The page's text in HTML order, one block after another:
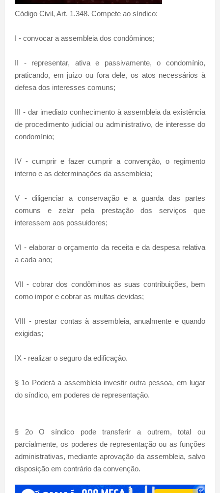
Código Civil, Art. 1.348. Compete ao síndico:
I - convocar a assembleia dos condôminos;
II - representar, ativa e passivamente, o condomínio,
praticando, em juízo ou fora dele, os atos necessários à
defesa dos interesses comuns;
III - dar imediato conhecimento à assembleia da existência
de procedimento judicial ou administrativo, de interesse do
condomínio;
IV - cumprir e fazer cumprir a convenção, o regimento
interno e as determinações da assembleia;
V - diligenciar a conservação e a guarda das partes
comuns e zelar pela prestação dos serviços que
interessem aos possuidores;
VI - elaborar o orçamento da receita e da despesa relativa
a cada ano;
VII - cobrar dos condôminos as suas contribuições, bem
como impor e cobrar as multas devidas;
VIII - prestar contas à assembleia, anualmente e quando
exigidas;
IX - realizar o seguro da edificação.
§ 1o Poderá a assembleia investir outra pessoa, em lugar
do síndico, em poderes de representação.
§ 2o O síndico pode transferir a outrem, total ou
parcialmente, os poderes de representação ou as funções
administrativas, mediante aprovação da assembleia, salvo
disposição em contrário da convenção.